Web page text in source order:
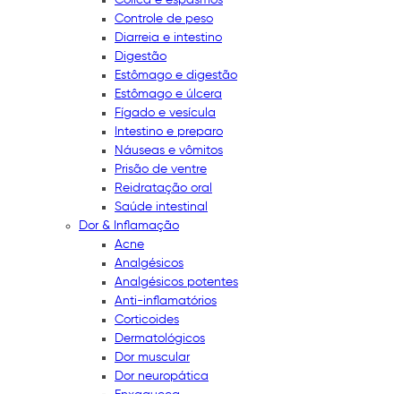
Controle de peso
Diarreia e intestino
Digestão
Estômago e digestão
Estômago e úlcera
Fígado e vesícula
Intestino e preparo
Náuseas e vômitos
Prisão de ventre
Reidratação oral
Saúde intestinal
Dor & Inflamação
Acne
Analgésicos
Analgésicos potentes
Anti-inflamatórios
Corticoides
Dermatológicos
Dor muscular
Dor neuropática